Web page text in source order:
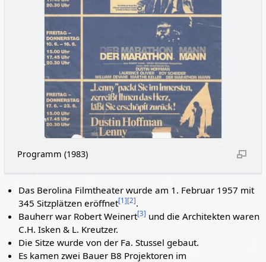
Programm (1983)
Das Berolina Filmtheater wurde am 1. Februar 1957 mit
345 Sitzplätzen eröffnet[1][2].
Bauherr war Robert Weinert[3] und die Architekten waren
C.H. Isken & L. Kreutzer.
Die Sitze wurde von der Fa. Stussel gebaut.
Es kamen zwei Bauer B8 Projektoren im